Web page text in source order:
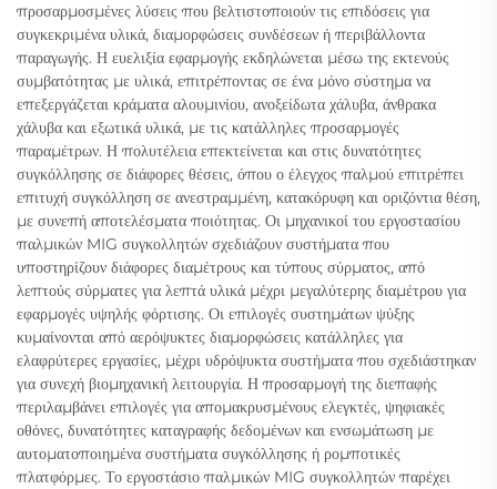
προσαρμοσμένες λύσεις που βελτιστοποιούν τις επιδόσεις για
συγκεκριμένα υλικά, διαμορφώσεις συνδέσεων ή περιβάλλοντα
παραγωγής. Η ευελιξία εφαρμογής εκδηλώνεται μέσω της εκτενούς
συμβατότητας με υλικά, επιτρέποντας σε ένα μόνο σύστημα να
επεξεργάζεται κράματα αλουμινίου, ανοξείδωτα χάλυβα, άνθρακα
χάλυβα και εξωτικά υλικά, με τις κατάλληλες προσαρμογές
παραμέτρων. Η πολυτέλεια επεκτείνεται και στις δυνατότητες
συγκόλλησης σε διάφορες θέσεις, όπου ο έλεγχος παλμού επιτρέπει
επιτυχή συγκόλληση σε ανεστραμμένη, κατακόρυφη και οριζόντια θέση,
με συνεπή αποτελέσματα ποιότητας. Οι μηχανικοί του εργοστασίου
παλμικών MIG συγκολλητών σχεδιάζουν συστήματα που
υποστηρίζουν διάφορες διαμέτρους και τύπους σύρματος, από
λεπτούς σύρματες για λεπτά υλικά μέχρι μεγαλύτερης διαμέτρου για
εφαρμογές υψηλής φόρτισης. Οι επιλογές συστημάτων ψύξης
κυμαίνονται από αερόψυκτες διαμορφώσεις κατάλληλες για
ελαφρύτερες εργασίες, μέχρι υδρόψυκτα συστήματα που σχεδιάστηκαν
για συνεχή βιομηχανική λειτουργία. Η προσαρμογή της διεπαφής
περιλαμβάνει επιλογές για απομακρυσμένους ελεγκτές, ψηφιακές
οθόνες, δυνατότητες καταγραφής δεδομένων και ενσωμάτωση με
αυτοματοποιημένα συστήματα συγκόλλησης ή ρομποτικές
πλατφόρμες. Το εργοστάσιο παλμικών MIG συγκολλητών παρέχει